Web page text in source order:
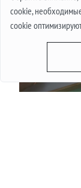
cookie,
cookie